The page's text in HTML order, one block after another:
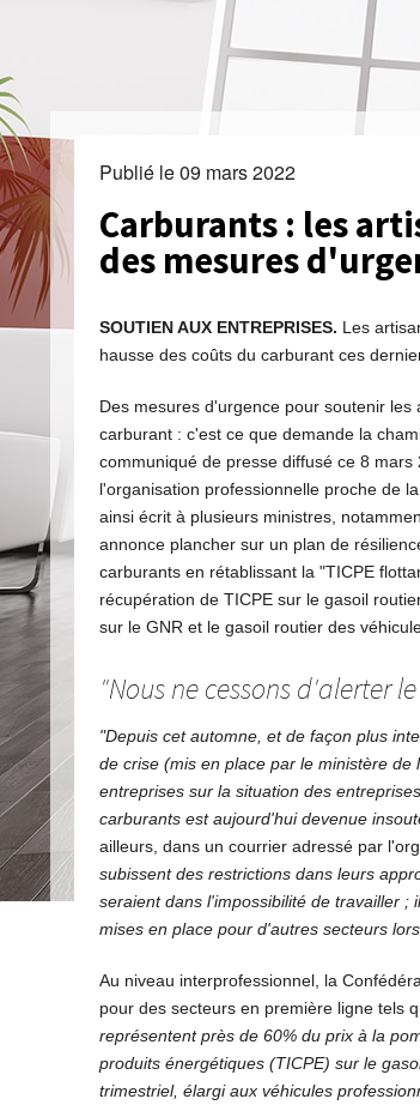
Publié le09 mars 2022
Carburants : les
des mesures
SOUTIEN AUX ENTREPRISES. Les
hausse des coûts du carburant ces
Des mesures d'urgence pour soutenir
carburant : c'est ce que demande la
communiqué de presse diffusé ce 8
l'organisation professionnelle proche de la
ainsi écrit à plusieurs ministres,
annonce plancher sur un plan de
carburants en rétablissant la "TICPE
récupération de TICPE sur le gasoil
sur le GNR et le gasoil routier des
"Nous ne cessons d'alerter
"Depuis cet automne, et de façon plus
de crise (mis en place par le ministère
entreprises sur la situation des
carburants est aujourd'hui devenue
ailleurs, dans un courrier adressé par
subissent des restrictions dans leurs
seraient dans l'impossibilité de travailler ;
mises en place pour d'autres secteurs
Au niveau interprofessionnel, la
pour des secteurs en première ligne tels
représentent près de 60% du prix à la
produits énergétiques (TICPE) sur le
trimestriel, élargi aux véhicules